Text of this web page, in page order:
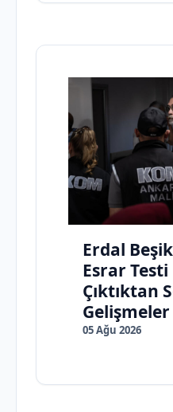
Erdal
Esrar
Çıktıktan
Gelişmeler
05 Ağu 2026